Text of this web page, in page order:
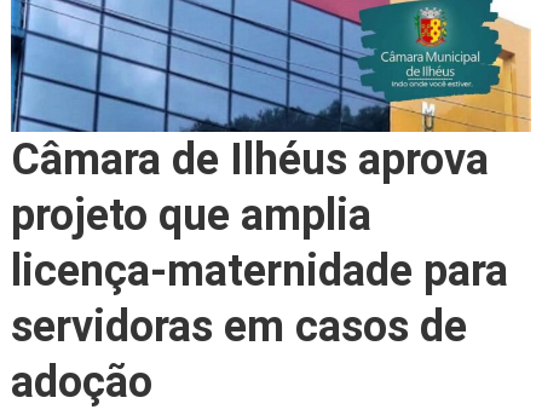
Câmara de Ilhéus aprova
projeto que amplia
licença-maternidade para
servidoras em casos de
adoção